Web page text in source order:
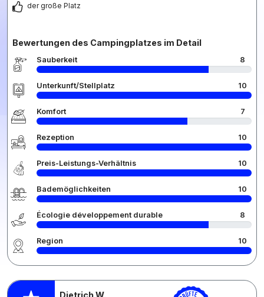
der große Platz
Bewertungen des Campingplatzes im Detail
Sauberkeit 8
Unterkunft/Stellplatz 10
Komfort 7
Rezeption 10
Preis-Leistungs-Verhältnis 10
Bademöglichkeiten 10
Écologie développement durable 8
Region 10
Dietrich W.